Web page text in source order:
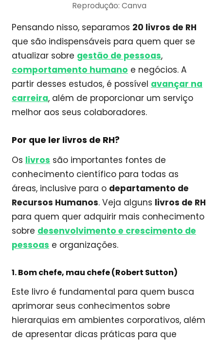
Reprodução: Canva
Pensando nisso, separamos 20 livros de RH
que são indispensáveis para quem quer se
atualizar sobre gestão de pessoas,
comportamento humano e negócios. A
partir desses estudos, é possível avançar na
carreira, além de proporcionar um serviço
melhor aos seus colaboradores.
Por que ler livros de RH?
Os livros são importantes fontes de
conhecimento científico para todas as
áreas, inclusive para o departamento de
Recursos Humanos. Veja alguns livros de RH
para quem quer adquirir mais conhecimento
sobre desenvolvimento e crescimento de
pessoas e organizações.
1. Bom chefe, mau chefe (Robert Sutton)
Este livro é fundamental para quem busca
aprimorar seus conhecimentos sobre
hierarquias em ambientes corporativos, além
de apresentar dicas práticas para que